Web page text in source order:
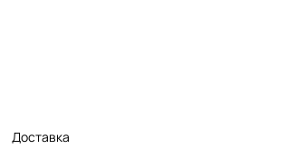
Доставка